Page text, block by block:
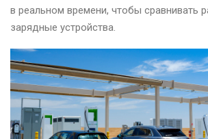
в реальном времени, чтобы сравнивать
зарядные устройства.